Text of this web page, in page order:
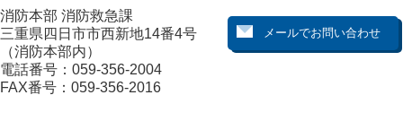
消防本部 消防救急課
三重県四日市市西新地14番4号
（消防本部内）
電話番号：059-356-2004
FAX番号：059-356-2016